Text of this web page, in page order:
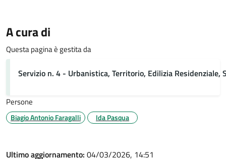
A cura di
Questa pagina è gestita da
Servizio n. 4 - Urbanistica, Territorio, Edilizia Residenziale,
Persone
Biagio Antonio Faragalli Ida Pasqua
Ultimo aggiornamento: 04/03/2026, 14:51